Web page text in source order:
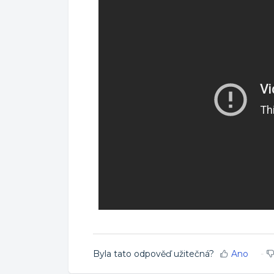
Byla tato odpověď užitečná? Ano